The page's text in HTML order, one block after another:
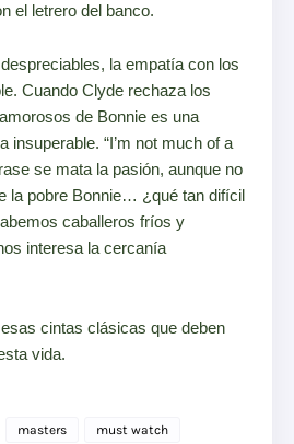
el letrero del banco.
la empatía con los
Cuando Clyde rechaza los
de Bonnie es una
insuperable. “I’m not much of a
se mata la pasión, aunque no
la pobre Bonnie… ¿qué tan difícil
caballeros fríos y
interesa la cercanía
cintas clásicas que deben
vida.
masters must watch